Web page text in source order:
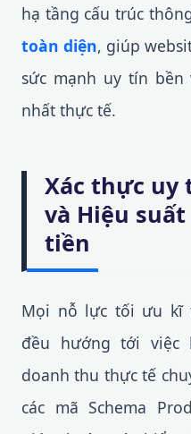
hạ tầng cấu trúc
toàn diện, giúp
sức mạnh uy tín
nhất thực tế.
Xác thực
và Hiệu
tiền
Mọi nỗ lực tối ưu kĩ
đều hướng tới việc
doanh thu thực tế
các mã Schema